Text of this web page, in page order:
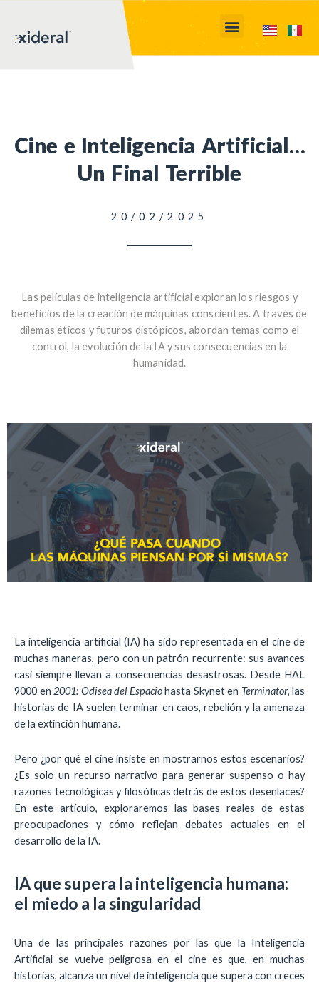
Cine e Inteligencia Artificial…
Un Final Terrible
20/02/2025
Las películas de inteligencia artificial exploran los riesgos y
beneficios de la creación de máquinas conscientes. A través de
dilemas éticos y futuros distópicos, abordan temas como el
control, la evolución de la IA y sus consecuencias en la
humanidad.
La inteligencia artificial (IA) ha sido representada en el cine de
muchas maneras, pero con un patrón recurrente: sus avances
casi siempre llevan a consecuencias desastrosas. Desde HAL
9000 en 2001: Odisea del Espaciohasta Skynet en Terminator, las
historias de IA suelen terminar en caos, rebelión y la amenaza
de la extinción humana.
Pero ¿por qué el cine insiste en mostrarnos estos escenarios?
¿Es solo un recurso narrativo para generar suspenso o hay
razones tecnológicas y filosóficas detrás de estos desenlaces?
En este artículo, exploraremos las bases reales de estas
preocupaciones y cómo reflejan debates actuales en el
desarrollo de la IA.
IA que supera la inteligencia humana:
el miedo a la singularidad
Una de las principales razones por las que la Inteligencia
Artificial se vuelve peligrosa en el cine es que, en muchas
historias, alcanza un nivel de inteligencia que supera con creces